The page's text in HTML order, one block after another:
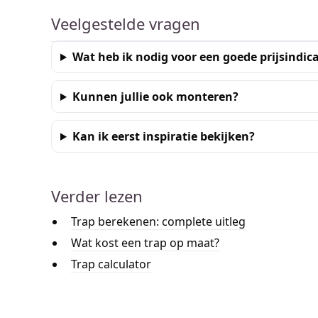
Veelgestelde vragen
Wat heb ik nodig voor een goede
Kunnen jullie ook monteren?
Kan ik eerst inspiratie bekijken?
Verder lezen
Trap berekenen: complete uitleg
Wat kost een trap op maat?
Trap calculator